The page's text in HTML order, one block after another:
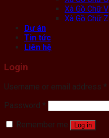
Xà Gồ Chữ V
Xà Gồ Chữ Z
Dự án
Tin tức
Liên hệ
Login
Username or email address *
Password *
Remember me
Log in